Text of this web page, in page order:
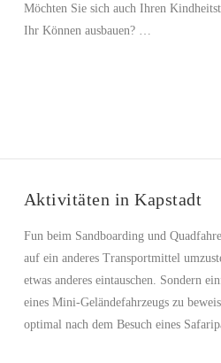
Möchten Sie sich auch Ihren
Ihr Können ausbauen? …
Aktivitäten in Kapstadt
Fun beim Sandboarding und
auf ein anderes Transportmittel
etwas anderes eintauschen. Sondern
eines Mini-Geländefahrzeugs zu
optimal nach dem Besuch eines